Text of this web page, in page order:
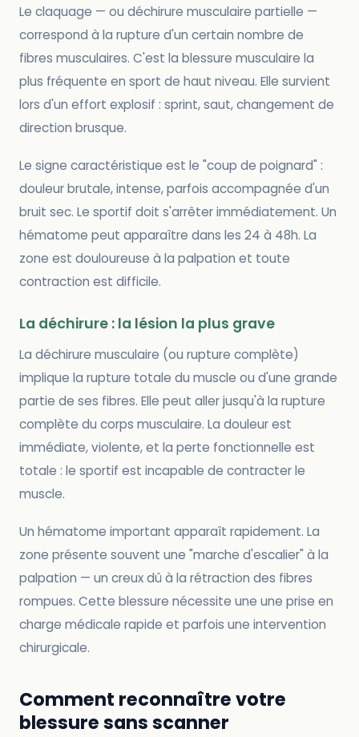
Le claquage — ou déchirure musculaire partielle —
correspond à la rupture d'un certain nombre de
fibres musculaires. C'est la blessure musculaire la
plus fréquente en sport de haut niveau. Elle survient
lors d'un effort explosif : sprint, saut, changement de
direction brusque.
Le signe caractéristique est le "coup de poignard" :
douleur brutale, intense, parfois accompagnée d'un
bruit sec. Le sportif doit s'arrêter immédiatement. Un
hématome peut apparaître dans les 24 à 48h. La
zone est douloureuse à la palpation et toute
contraction est difficile.
La déchirure : la lésion la plus grave
La déchirure musculaire (ou rupture complète)
implique la rupture totale du muscle ou d'une grande
partie de ses fibres. Elle peut aller jusqu'à la rupture
complète du corps musculaire. La douleur est
immédiate, violente, et la perte fonctionnelle est
totale : le sportif est incapable de contracter le
muscle.
Un hématome important apparaît rapidement. La
zone présente souvent une "marche d'escalier" à la
palpation — un creux dû à la rétraction des fibres
rompues. Cette blessure nécessite une une prise en
charge médicale rapide et parfois une intervention
chirurgicale.
Comment reconnaître votre
blessure sans scanner